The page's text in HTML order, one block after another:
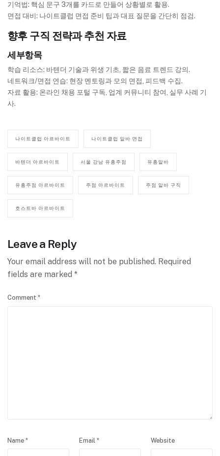
기억법: 핵심 문구 3개를 카드로 만들어 상황별로 활용.
면접 대비: 나이트클럽 면접 준비 팁과 대표 질문을 간단히 점검.
향후 구직 전략과 추천 자료
세부항목
학습 리소스: 바텐더 기술과 위생 기초, 짧은 음료 트렌드 강의.
네트워크/면접 연습: 현장 멘토링과 모의 면접, 피드백 수집.
자료 활용: 온라인 채용 포털 구독, 업계 커뮤니티 참여, 실무 사례 기
사.
나이트클럽 아르바이트 나이트클럽 알바 면접
바텐더 아르바이트 서울 강남 유흥주점 유흥알바
유흥주점 아르바이트 주점 아르바이트 주점 알바 구직
호스트바 아르바이트
Leave a Reply
Your email address will not be published. Required
fields are marked *
Comment *
Name * Email * Website